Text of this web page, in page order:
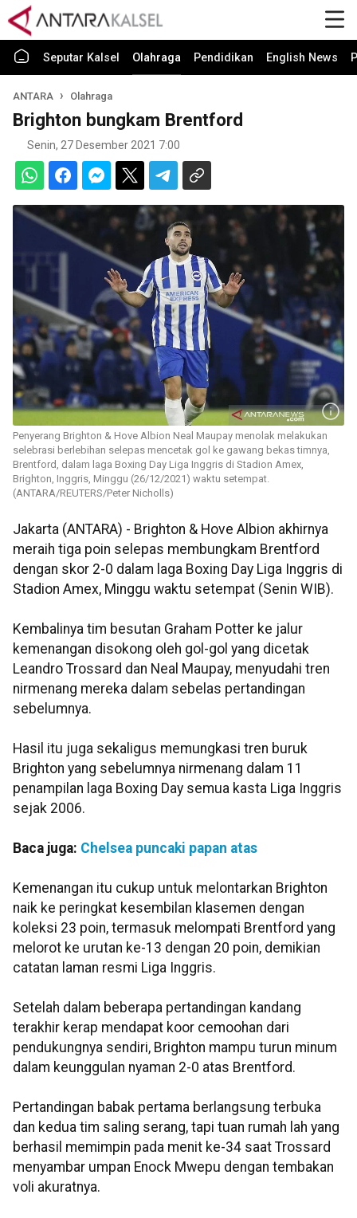
Seputar Kalsel Olahraga Pendidikan English News
ANTARA Olahraga
Brighton bungkam Brentford
Senin, 27 Desember 2021 7:00
Penyerang Brighton & Hove Albion Neal Maupay menolak melakukan
selebrasi berlebihan selepas mencetak gol ke gawang bekas timnya,
Brentford, dalam laga Boxing Day Liga Inggris di Stadion Amex,
Brighton, Inggris, Minggu (26/12/2021) waktu setempat.
(ANTARA/REUTERS/Peter Nicholls)
Jakarta (ANTARA) - Brighton & Hove Albion akhirnya
meraih tiga poin selepas membungkam Brentford
dengan skor 2-0 dalam laga Boxing Day Liga Inggris di
Stadion Amex, Minggu waktu setempat (Senin WIB).
Kembalinya tim besutan Graham Potter ke jalur
kemenangan disokong oleh gol-gol yang dicetak
Leandro Trossard dan Neal Maupay, menyudahi tren
nirmenang mereka dalam sebelas pertandingan
sebelumnya.
Hasil itu juga sekaligus memungkasi tren buruk
Brighton yang sebelumnya nirmenang dalam 11
penampilan laga Boxing Day semua kasta Liga Inggris
sejak 2006.
Baca juga: Chelsea puncaki papan atas
Kemenangan itu cukup untuk melontarkan Brighton
naik ke peringkat kesembilan klasemen dengan
koleksi 23 poin, termasuk melompati Brentford yang
melorot ke urutan ke-13 dengan 20 poin, demikian
catatan laman resmi Liga Inggris.
Setelah dalam beberapa pertandingan kandang
terakhir kerap mendapat koor cemoohan dari
pendukungnya sendiri, Brighton mampu turun minum
dalam keunggulan nyaman 2-0 atas Brentford.
Pertandingan babak pertama berlangsung terbuka
dan kedua tim saling serang, tapi tuan rumah lah yang
berhasil memimpin pada menit ke-34 saat Trossard
menyambar umpan Enock Mwepu dengan tembakan
voli akuratnya.